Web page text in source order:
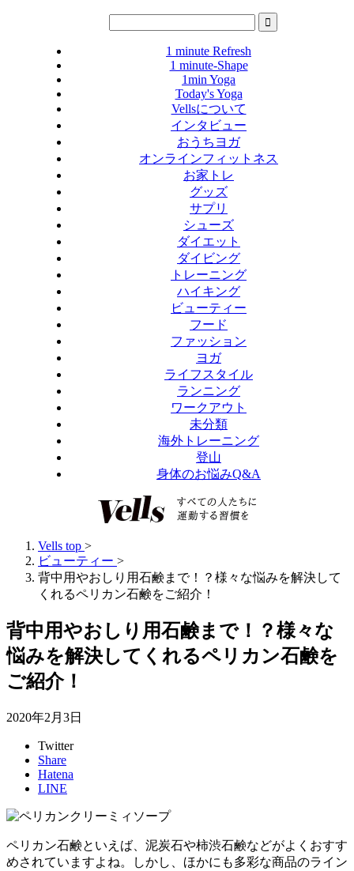
1 minute Refresh
1 minute-Shape
1min Yoga
Today's Yoga
Vellsについて
インタビュー
おうちヨガ
オンラインフィットネス
お家トレ
グッズ
サプリ
シューズ
ダイエット
ダイビング
トレーニング
ハイキング
ビューティー
フード
ファッション
ヨガ
ライフスタイル
ランニング
ワークアウト
未分類
海外トレーニング
登山
身体のお悩みQ&A
Vells top >
ビューティー >
背中用やおしり用石鹸まで！？様々な悩みを解決して
くれるペリカン石鹸をご紹介！
背中用やおしり用石鹸まで！？様々な
悩みを解決してくれるペリカン石鹸を
ご紹介！
2020年2月3日
Twitter
Share
Hatena
LINE
ペリカン石鹸といえば、泥炭石や柿渋石鹸などがよくおすす
めされていますよね。しかし、ほかにも多彩な商品のライン